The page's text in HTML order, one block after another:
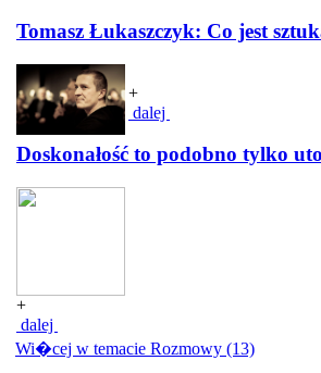
Tomasz Łukaszczyk: Co jest
+
dalej
Doskonałość to podobno tylko
+
dalej
Wi�cej w temacie Rozmowy (13)